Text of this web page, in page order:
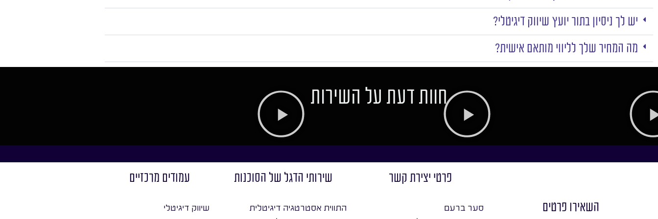
יש לך ניסיון בתור יועץ שיווק דיגיטלי?
מה המחיר שלך לליווי מותאם אישית?
חוות דעת על השירות
השאירו פרטים
פרטי יצירת קשר
סער ברעם
שירותי הדגל של הסוכנות
התווית אסטרטגיה דיגיטלית
עמודים מרכזיים
שיווק דיגיטלי